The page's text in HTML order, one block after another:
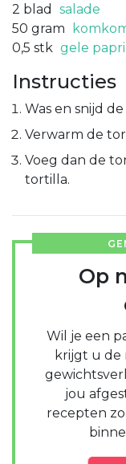
2 blad
salade
50 gram
0,5 stk gele
Instructies
Was en snijd
Verwarm de
Voeg dan de
tortilla.
Op
Wil je een
krijgt u de
jou
recepten